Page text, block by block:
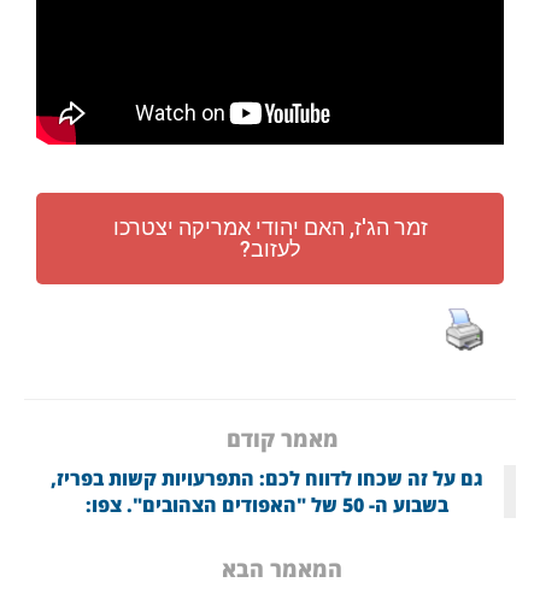
זמר הג'ז, האם יהודי אמריקה יצטרכו
לעזוב?
מאמר קודם
גם על זה שכחו לדווח לכם: התפרעויות קשות בפריז,
בשבוע ה- 50 של "האפודים הצהובים". צפו:
המאמר הבא